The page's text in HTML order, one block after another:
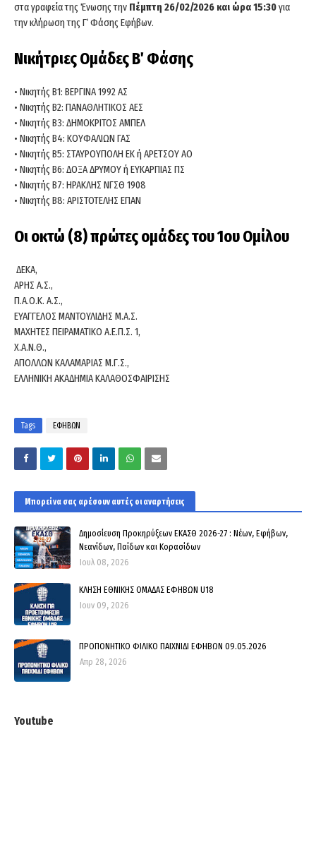
στα γραφεία της Ένωσης την Πέμπτη 26/02/2026 και ώρα 15:30για
την κλήρωση της Γ΄ Φάσης Εφήβων.
Νικήτριες Ομάδες Β΄ Φάσης
• Νικητής Β1: ΒΕΡΓΙΝΑ 1992 ΑΣ
• Νικητής Β2: ΠΑΝΑΘΛΗΤΙΚΟΣ ΑΕΣ
• Νικητής Β3: ΔΗΜΟΚΡΙΤΟΣ ΑΜΠΕΛ
• Νικητής Β4: ΚΟΥΦΑΛΙΩΝ ΓΑΣ
• Νικητής Β5: ΣΤΑΥΡΟΥΠΟΛΗ ΕΚ ή ΑΡΕΤΣΟΥ ΑΟ
• Νικητής Β6: ΔΟΞΑ ΔΡΥΜΟΥ ή ΕΥΚΑΡΠΙΑΣ ΠΣ
• Νικητής Β7: ΗΡΑΚΛΗΣ ΝΓΣΘ 1908
• Νικητής Β8: ΑΡΙΣΤΟΤΕΛΗΣ ΕΠΑΝ
Οι οκτώ (8) πρώτες ομάδες του 1ου Ομίλου
ΔΕΚΑ,
ΑΡΗΣ Α.Σ.,
Π.Α.Ο.Κ. Α.Σ.,
ΕΥΑΓΓΕΛΟΣ ΜΑΝΤΟΥΛΙΔΗΣ Μ.Α.Σ.
ΜΑΧΗΤΕΣ ΠΕΙΡΑΜΑΤΙΚΟ Α.Ε.Π.Σ. 1,
Χ.Α.Ν.Θ.,
ΑΠΟΛΛΩΝ ΚΑΛΑΜΑΡΙΑΣ Μ.Γ.Σ.,
ΕΛΛΗΝΙΚΗ ΑΚΑΔΗΜΙΑ ΚΑΛΑΘΟΣΦΑΙΡΙΣΗΣ
Tags ΕΦΗΒΩΝ
Μπορεί να σας αρέσουν αυτές οι αναρτήσεις
Δημοσίευση Προκηρύξεων ΕΚΑΣΘ 2026-27 : Νέων, Εφήβων,
Νεανίδων, Παίδων και Κορασίδων
Ιουλ 08, 2026
ΚΛΗΣΗ ΕΘΝΙΚΗΣ ΟΜΑΔΑΣ ΕΦΗΒΩΝ U18
Ιουν 09, 2026
ΠΡΟΠΟΝΗΤΙΚΟ ΦΙΛΙΚΟ ΠΑΙΧΝΙΔΙ ΕΦΗΒΩΝ 09.05.2026
Απρ 28, 2026
Youtube